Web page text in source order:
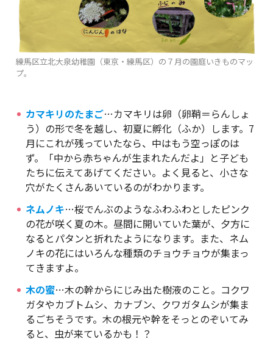
練馬区立北大泉幼稚園（東京・練馬区）の７月の園庭いきものマッ
プ。
カマキリのたまご…カマキリは卵（卵鞘＝らんしょ
う）の形で冬を越し、初夏に孵化（ふか）します。7
月にこれが残っていたなら、中はもう空っぽのは
ず。「中から赤ちゃんが生まれたんだよ」と子ども
たちに伝えてあげてください。よく見ると、小さな
穴がたくさんあいているのがわかります。
ネムノキ…桜でんぶのようなふわふわとしたピンク
の花が咲く夏の木。昼間に開いていた葉が、夕方に
なるとパタンと折れたようになります。また、ネム
ノキの花にはいろんな種類のチョウチョウが集まっ
てきますよ。
木の蜜…木の幹からにじみ出た樹液のこと。コクワ
ガタやカブトムシ、カナブン、クワガタムシが集ま
るごちそうです。木の根元や幹をそっとのぞいてみ
ると、虫が来ているかも！？